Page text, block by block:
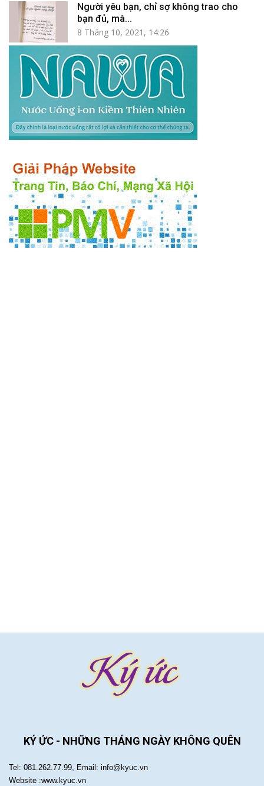
Người yêu bạn, chỉ sợ không trao cho
bạn đủ, mà...
8 Tháng 10, 2021, 14:26
KÝ ỨC - NHỮNG THÁNG NGÀY KHÔNG QUÊN
Tel: 081.262.77.99, Email: info@kyuc.vn
Website :www.kyuc.vn